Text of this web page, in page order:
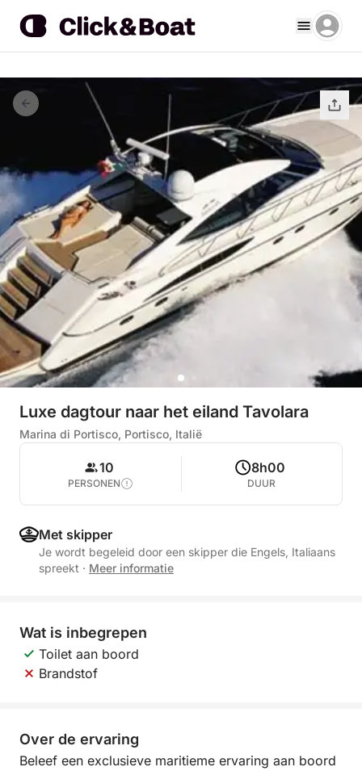
Luxe dagtour naar het eiland Tavolara
Marina di Portisco, Portisco, Italië
10
PERSONEN
8h00
DUUR
Met skipper
Je wordt begeleid door een skipper die Engels, Italiaans
spreekt · Meer informatie
Wat is inbegrepen
Toilet aan boord
Brandstof
Over de ervaring
Beleef een exclusieve maritieme ervaring aan boord